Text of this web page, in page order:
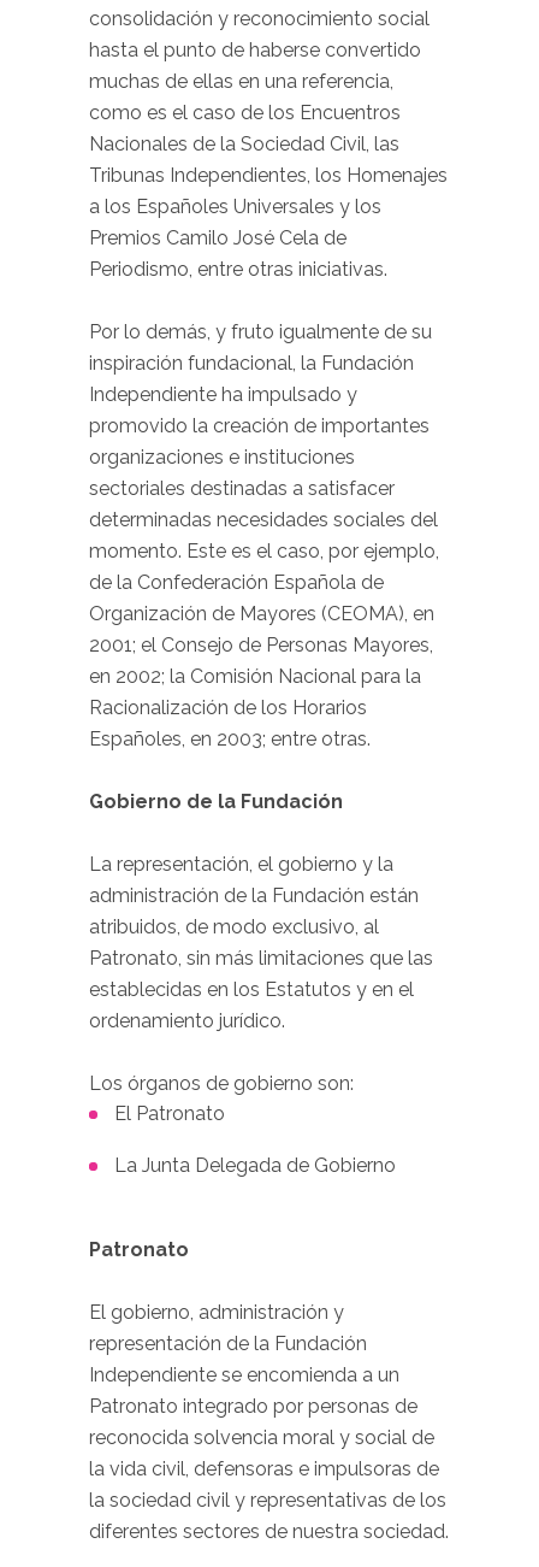
consolidación y reconocimiento social
hasta el punto de haberse convertido
muchas de ellas en una referencia,
como es el caso de los Encuentros
Nacionales de la Sociedad Civil, las
Tribunas Independientes, los Homenajes
a los Españoles Universales y los
Premios Camilo José Cela de
Periodismo, entre otras iniciativas.
Por lo demás, y fruto igualmente de su
inspiración fundacional, la Fundación
Independiente ha impulsado y
promovido la creación de importantes
organizaciones e instituciones
sectoriales destinadas a satisfacer
determinadas necesidades sociales del
momento. Este es el caso, por ejemplo,
de la Confederación Española de
Organización de Mayores (CEOMA), en
2001; el Consejo de Personas Mayores,
en 2002; la Comisión Nacional para la
Racionalización de los Horarios
Españoles, en 2003; entre otras.
Gobierno de la Fundación
La representación, el gobierno y la
administración de la Fundación están
atribuidos, de modo exclusivo, al
Patronato, sin más limitaciones que las
establecidas en los Estatutos y en el
ordenamiento jurídico.
Los órganos de gobierno son:
El Patronato
La Junta Delegada de Gobierno
Patronato
El gobierno, administración y
representación de la Fundación
Independiente se encomienda a un
Patronato integrado por personas de
reconocida solvencia moral y social de
la vida civil, defensoras e impulsoras de
la sociedad civil y representativas de los
diferentes sectores de nuestra sociedad.